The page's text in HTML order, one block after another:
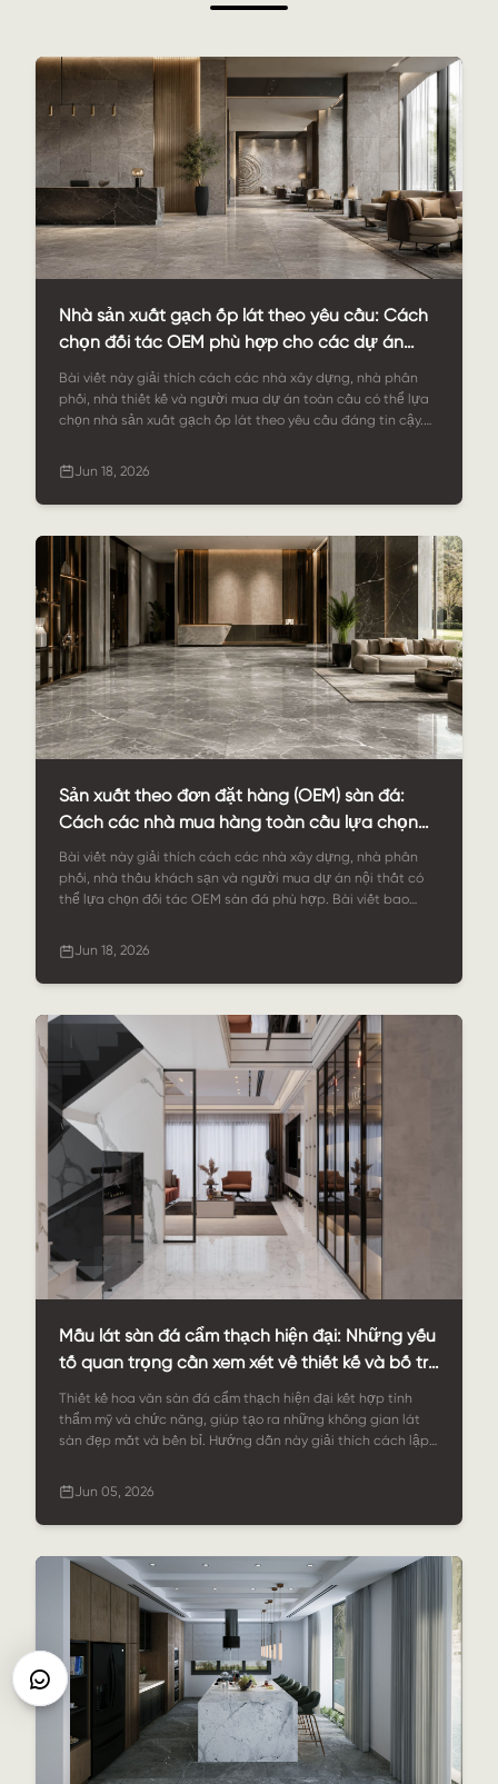
Nhà sản xuất gạch ốp lát theo yêu cầu: Cách
chọn đối tác OEM phù hợp cho các dự án
gạch đá
Bài viết này giải thích cách các nhà xây dựng, nhà phân
phối, nhà thiết kế và người mua dự án toàn cầu có thể lựa
chọn nhà sản xuất gạch ốp lát theo yêu cầu đáng tin cậy.
thiện bề mặt, quy trình sản xuất tại nhà máy, kiểm soát chất
dự án gạch OEM/ODM.
Jun 18, 2026
Sản xuất theo đơn đặt hàng (OEM) sàn đá:
Cách các nhà mua hàng toàn cầu lựa chọn
sàn đá tùy chỉnh đáng tin cậy
Bài viết này giải thích cách các nhà xây dựng, nhà phân
phối, nhà thầu khách sạn và người mua dự án nội thất có
thể lựa chọn đối tác OEM sàn đá phù hợp. Bài viết bao
lượng, đóng gói, các kịch bản ứng dụng và cách StoneSale
hỗ trợ các dự án sàn đá toàn cầu.
Jun 18, 2026
Mẫu lát sàn đá cẩm thạch hiện đại: Những yếu
tố quan trọng cần xem xét về thiết kế và bố trí
cho không gian đương đại là gì?
Thiết kế hoa văn sàn đá cẩm thạch hiện đại kết hợp tính
thẩm mỹ và chức năng, giúp tạo ra những không gian lát
sàn đẹp mắt và bền bỉ. Hướng dẫn này giải thích cách lập
cấp.
Jun 05, 2026